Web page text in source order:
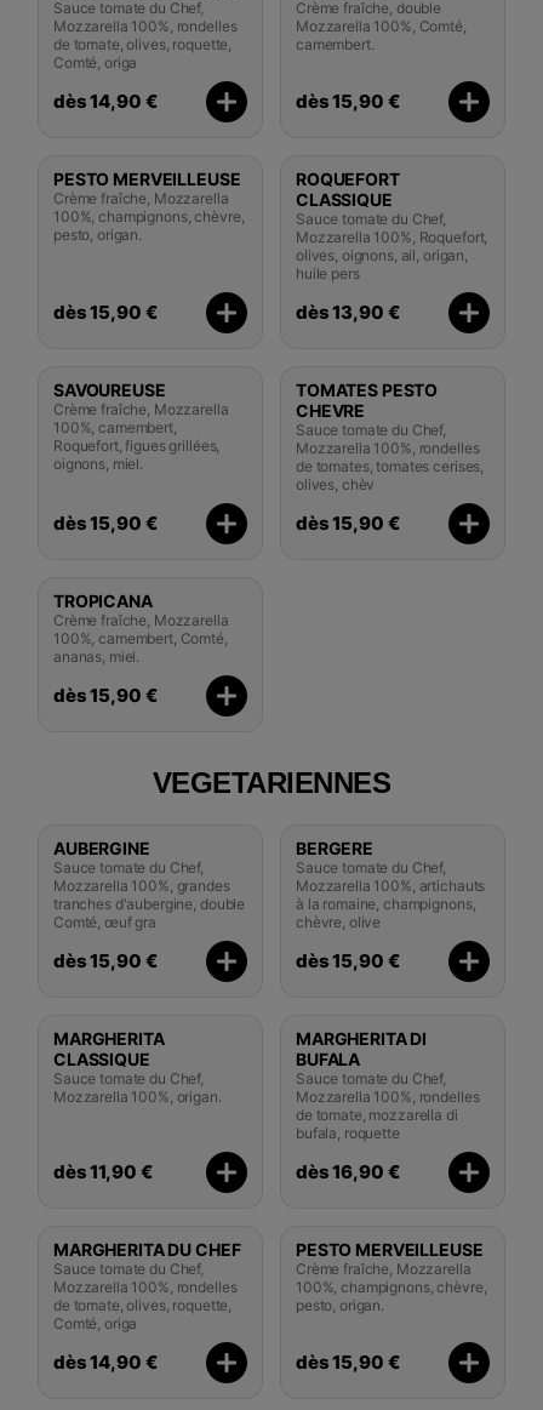
Sauce tomate du Chef,
Mozzarella 100%, rondelles
de tomate, olives, roquette,
Comté, origa
dès 14,90 €
Crème fraîche, double
Mozzarella 100%, Comté,
camembert.
dès 15,90 €
PESTO MERVEILLEUSE
Crème fraîche, Mozzarella
100%, champignons, chèvre,
pesto, origan.
dès 15,90 €
ROQUEFORT
CLASSIQUE
Sauce tomate du Chef,
Mozzarella 100%, Roquefort,
olives, oignons, ail, origan,
huile pers
dès 13,90 €
SAVOUREUSE
Crème fraîche, Mozzarella
100%, camembert,
Roquefort, figues grillées,
oignons, miel.
dès 15,90 €
TOMATES PESTO
CHEVRE
Sauce tomate du Chef,
Mozzarella 100%, rondelles
de tomates, tomates cerises,
olives, chèv
dès 15,90 €
TROPICANA
Crème fraîche, Mozzarella
100%, camembert, Comté,
ananas, miel.
dès 15,90 €
VEGETARIENNES
AUBERGINE
Sauce tomate du Chef,
Mozzarella 100%, grandes
tranches d'aubergine, double
Comté, œuf gra
dès 15,90 €
BERGERE
Sauce tomate du Chef,
Mozzarella 100%, artichauts
à la romaine, champignons,
chèvre, olive
dès 15,90 €
MARGHERITA
CLASSIQUE
Sauce tomate du Chef,
Mozzarella 100%, origan.
dès 11,90 €
MARGHERITA DI
BUFALA
Sauce tomate du Chef,
Mozzarella 100%, rondelles
de tomate, mozzarella di
bufala, roquette
dès 16,90 €
MARGHERITA DU CHEF
Sauce tomate du Chef,
Mozzarella 100%, rondelles
de tomate, olives, roquette,
Comté, origa
dès 14,90 €
PESTO MERVEILLEUSE
Crème fraîche, Mozzarella
100%, champignons, chèvre,
pesto, origan.
dès 15,90 €